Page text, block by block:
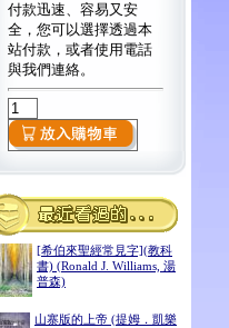
付款迅速、容易又安
全，您可以選擇透過本
站付款，或者使用電話
與我們連絡。
[希伯來聖經常見字](教科
書) (Ronald J. Williams, 湯
普森)
山寨版的上帝 (提姆．凱樂